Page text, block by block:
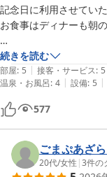
記念日に利用させていた
お食事はディナーも朝
お風呂は脱衣所が少し狭
露天風呂は田んぼが見
サウナも利用しました
室内はきれいで広く快適
また利用したいと思い
続きを読む
部屋: 5 | 接客・サービス: 5
温泉・お風呂: 4 | 設備: 5 |
577
ごまぷあざ
20代/女性 |3件の